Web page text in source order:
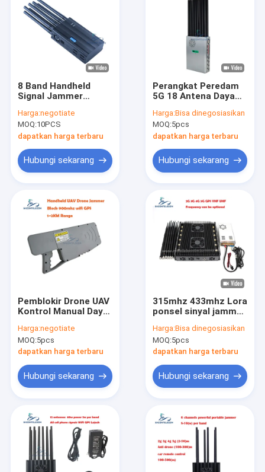
Produk
Video
8 Band Handheld
Signal Jammer
dan Car Charge untuk
2G 3G 4G GPS WiFi
Blocking
Harga:negotiate
MOQ:10PCS
dapatkan harga terbaru
Hubungi sekarang
Perangkat Peredam
5G 18 Antena Daya
Jangkauan 20m dan
Baterai 7.4V untuk
Pemblokiran Sinyal
Ponsel
Harga:Bisa dinegosiasikan
MOQ:5pcs
dapatkan harga terbaru
Hubungi sekarang
Pemblokir Drone UAV
Kontrol Manual Daya
1200m Pemblokir
Sinyal Genggam
Harga:negotiate
MOQ:5pcs
dapatkan harga terbaru
Hubungi sekarang
315mhz 433mhz Lora
ponsel sinyal jammer
LOJACK
Harga:Bisa dinegosiasikan
MOQ:5pcs
dapatkan harga terbaru
Hubungi sekarang